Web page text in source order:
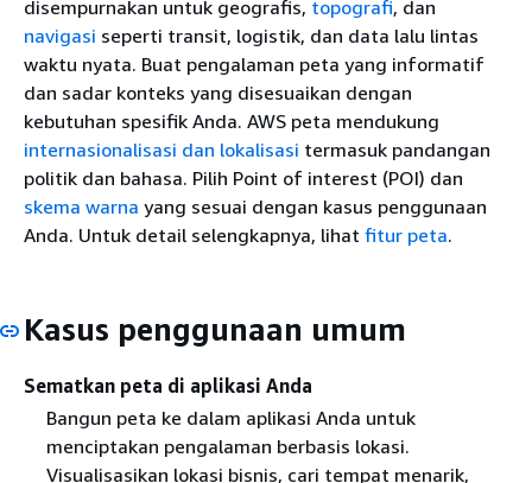
disempurnakan untuk geografis, topografi, dan
navigasi seperti transit, logistik, dan data lalu lintas
waktu nyata. Buat pengalaman peta yang informatif
dan sadar konteks yang disesuaikan dengan
kebutuhan spesifik Anda. AWS peta mendukung
internasionalisasi dan lokalisasi termasuk pandangan
politik dan bahasa. Pilih Point of interest (POI) dan
skema warna yang sesuai dengan kasus penggunaan
Anda. Untuk detail selengkapnya, lihat fitur peta.
Kasus penggunaan umum
Sematkan peta di aplikasi Anda
Bangun peta ke dalam aplikasi Anda untuk
menciptakan pengalaman berbasis lokasi.
Visualisasikan lokasi bisnis, cari tempat menarik,